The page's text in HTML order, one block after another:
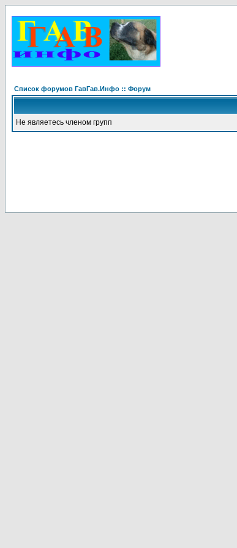
Список форумов ГавГав.Инфо :: Форум
Не являетесь членом групп